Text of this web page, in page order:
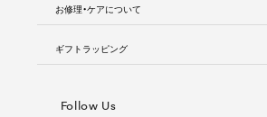
お修理・ケアについて
ギフトラッピング
Follow Us